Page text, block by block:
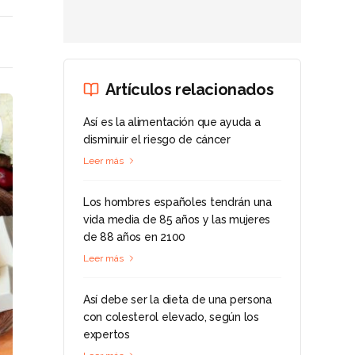
Artículos relacionados
Así es la alimentación que ayuda a
disminuir el riesgo de cáncer
Leer más
Los hombres españoles tendrán una
vida media de 85 años y las mujeres
de 88 años en 2100
Leer más
Así debe ser la dieta de una persona
con colesterol elevado, según los
expertos